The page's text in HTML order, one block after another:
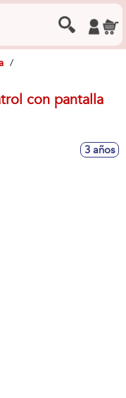
con pantalla
3 años